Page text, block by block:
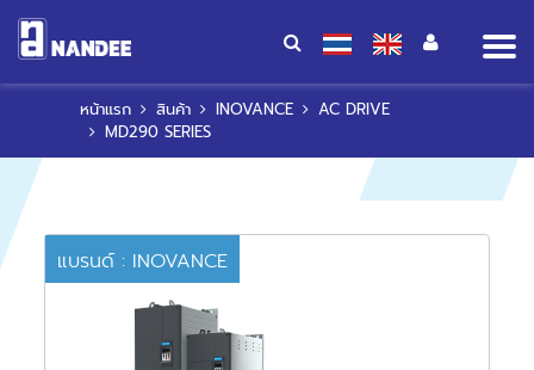
หน้าแรก สินค้า INOVANCE
AC DRIVE
MD290 SERIES
แบรนด์ : INOVANCE